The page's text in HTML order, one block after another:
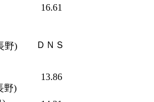
16.61
野)
ＤＮＳ
野)
13.86